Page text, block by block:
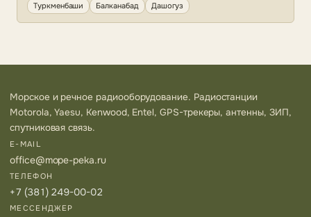
Туркменбаши
Балканабад Дашогуз
Морское и речное радиооборудование. Радиостанции
Motorola, Yaesu, Kenwood, Entel, GPS-трекеры, антенны, ЗИП,
спутниковая связь.
E-MAIL
office@mope-peka.ru
ТЕЛЕФОН
+7 (381) 249-00-02
МЕССЕНДЖЕР